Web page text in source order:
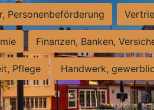
Personenbeförderung
Finanzen, Banken,
Pflege Handwerk,